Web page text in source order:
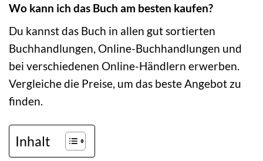
Wo kann ich das Buch am besten kaufen?
Du kannst das Buch in allen gut sortierten
Buchhandlungen, Online-Buchhandlungen und
bei verschiedenen Online-Händlern erwerben.
Vergleiche die Preise, um das beste Angebot zu
finden.
Inhalt